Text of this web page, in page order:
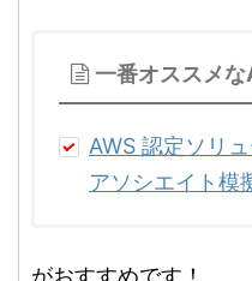
一番オススメ
AWS 認定ソリ
アソシエイト模
がおすすめです！